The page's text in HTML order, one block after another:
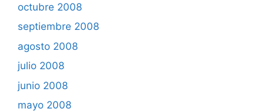
octubre 2008
septiembre 2008
agosto 2008
julio 2008
junio 2008
mayo 2008